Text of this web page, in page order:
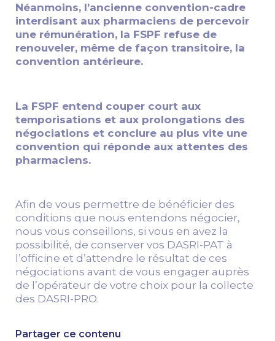
Néanmoins, l’ancienne convention-cadre
interdisant aux pharmaciens de percevoir
une rémunération, la FSPF refuse de
renouveler, même de façon transitoire, la
convention antérieure.
La FSPF entend couper court aux
temporisations et aux prolongations des
négociations et conclure au plus vite une
convention qui réponde aux attentes des
pharmaciens.
Afin de vous permettre de bénéficier des
conditions que nous entendons négocier,
nous vous conseillons, si vous en avez la
possibilité, de conserver vos DASRI-PAT à
l’officine et d’attendre le résultat de ces
négociations avant de vous engager auprès
de l’opérateur de votre choix pour la collecte
des DASRI-PRO.
Partager ce contenu